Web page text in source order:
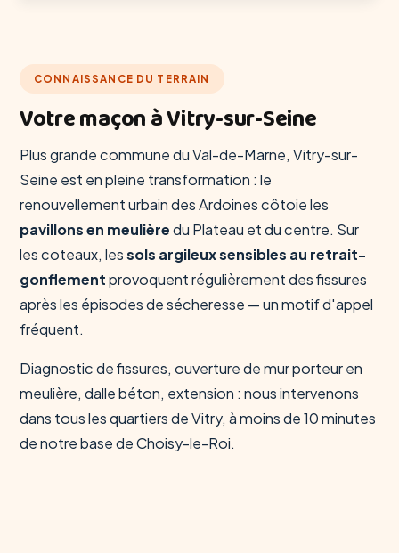
CONNAISSANCE DU TERRAIN
Votre maçon à Vitry-sur-Seine
Plus grande commune du Val-de-Marne, Vitry-sur-
Seine est en pleine transformation : le
renouvellement urbain des Ardoines côtoie les
pavillons en meulièredu Plateau et du centre. Sur
les coteaux, lessols argileux sensibles au retrait-
gonflementprovoquent régulièrement des fissures
après les épisodes de sécheresse — un motif d'appel
fréquent.
Diagnostic de fissures, ouverture de mur porteur en
meulière, dalle béton, extension : nous intervenons
dans tous les quartiers de Vitry, à moins de 10 minutes
de notre base de Choisy-le-Roi.